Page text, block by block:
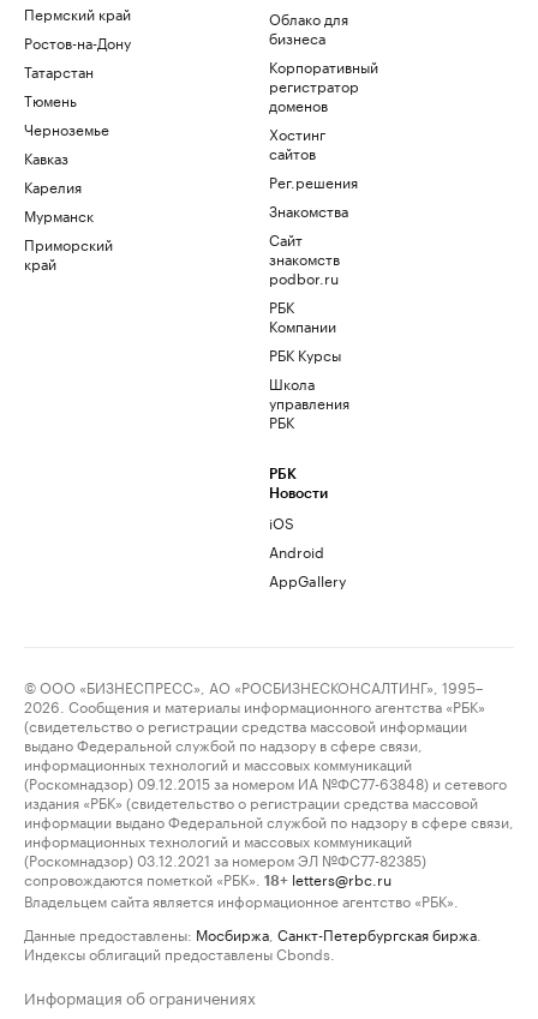
Пермский край
Ростов-на-Дону
Татарстан
Тюмень
Черноземье
Кавказ
Карелия
Мурманск
Приморский
край
Облако для
бизнеса
Корпоративный
регистратор
доменов
Хостинг
сайтов
Рег.решения
Знакомства
Сайт
знакомств
podbor.ru
РБК
Компании
РБК Курсы
Школа
управления
РБК
РБК
Новости
iOS
Android
AppGallery
© ООО «БИЗНЕСПРЕСС», АО «РОСБИЗНЕСКОНСАЛТИНГ», 1995–
2026. Сообщения и материалы информационного агентства «РБК»
(свидетельство о регистрации средства массовой информации
выдано Федеральной службой по надзору в сфере связи,
информационных технологий и массовых коммуникаций
(Роскомнадзор) 09.12.2015 за номером ИА №ФС77-63848) и сетевого
издания «РБК» (свидетельство о регистрации средства массовой
информации выдано Федеральной службой по надзору в сфере связи,
информационных технологий и массовых коммуникаций
(Роскомнадзор) 03.12.2021 за номером ЭЛ №ФС77-82385)
сопровождаются пометкой «РБК».
18+ letters@rbc.ru
Владельцем сайта является информационное агентство «РБК».
Данные предоставлены: Мосбиржа Санкт-Петербургская биржа
Индексы облигаций предоставлены Cbonds.
Информация об ограничениях